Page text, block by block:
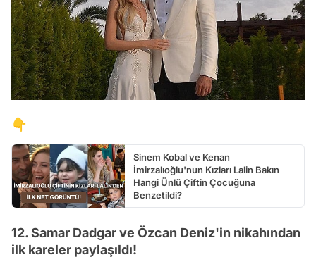
👇
Sinem Kobal ve Kenan
İmirzalıoğlu'nun Kızları Lalin Bakın
Hangi Ünlü Çiftin Çocuğuna
Benzetildi?
12. Samar Dadgar ve Özcan Deniz'in nikahından
ilk kareler paylaşıldı!